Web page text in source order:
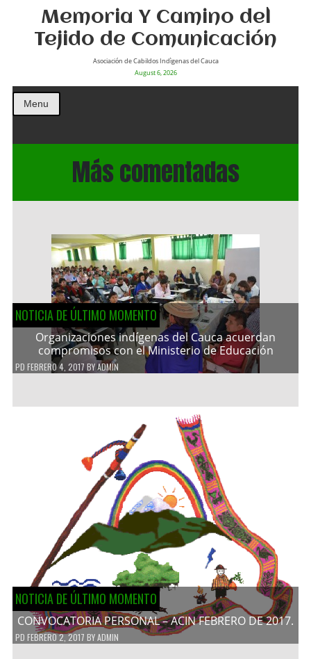
Memoria Y Camino del
Tejido de Comunicación
Asociación de Cabildos Indìgenas del Cauca
August 6, 2026
Menu
Más comentadas
NOTICIA DE ÚLTIMO MOMENTO
Organizaciones indígenas del Cauca acuerdan
compromisos con el Ministerio de Educación
PD FEBRERO 4, 2017 BYADMIN
NOTICIA DE ÚLTIMO MOMENTO
CONVOCATORIA PERSONAL – ACIN FEBRERO DE 2017.
PD FEBRERO 2, 2017 BYADMIN